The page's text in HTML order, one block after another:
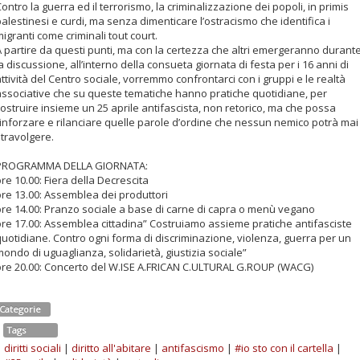
la guerra ed il terrorismo, la criminalizzazione dei popoli, in primis
e curdi, ma senza dimenticare l’ostracismo che identifica i
come criminali tout court.
partire da questi punti, ma con la certezza che altri emergeranno
discussione, all’interno della consueta giornata di festa per i 16 anni di
del Centro sociale, vorremmo confrontarci con i gruppi e le realtà
che su queste tematiche hanno pratiche quotidiane, per
insieme un 25 aprile antifascista, non retorico, ma che possa
e rilanciare quelle parole d’ordine che nessun nemico potrà mai
DELLA GIORNATA:
10.00: Fiera della Decrescita
13.00: Assemblea dei produttori
14.00: Pranzo sociale a base di carne di capra o menù vegano
17.00: Assemblea cittadina” Costruiamo assieme pratiche antifasciste
Contro ogni forma di discriminazione, violenza, guerra per un
di uguaglianza, solidarietà, giustizia sociale”
20.00: Concerto del W.ISE A.FRICAN C.ULTURAL G.ROUP (WACG)
Categorie
Tags
diritti sociali | diritto all'abitare | antifascismo | #io sto con il cartella |